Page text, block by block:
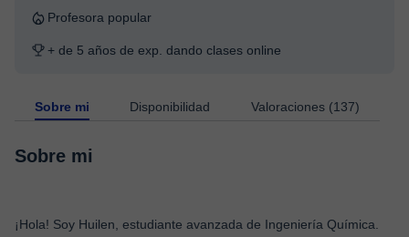
Profesora popular
+ de 5 años de exp. dando clases online
Sobre mi Disponibilidad Valoraciones (137)
Sobre mi
¡Hola! Soy Huilen, estudiante avanzada de Ingeniería Química.